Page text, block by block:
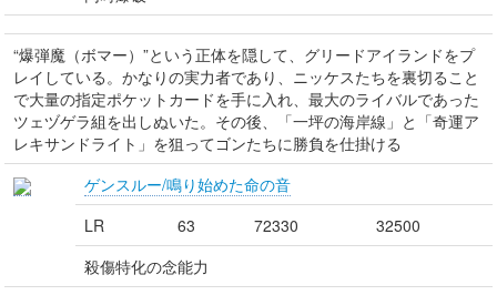
“爆弾魔（ボマー）”という正体を隠して、グリードアイランドをプ
レイしている。かなりの実力者であり、ニッケスたちを裏切ること
で大量の指定ポケットカードを手に入れ、最大のライバルであった
ツェヅゲラ組を出しぬいた。その後、「一坪の海岸線」と「奇運ア
レキサンドライト」を狙ってゴンたちに勝負を仕掛ける
ゲンスルー/鳴り始めた命の音
LR
63 72330
32500
殺傷特化の念能力